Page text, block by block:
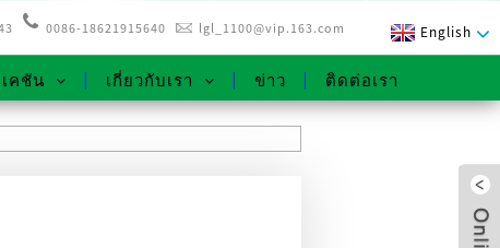
0086-18621915640 lgl_1100@vip.163.com English
คชัน เกี่ยวกับเรา ข่าว ติดต่อเรา